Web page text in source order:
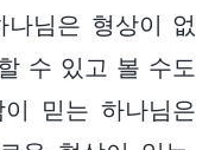
님은 형상이 없
수 있고 볼 수도
믿는 하나님은